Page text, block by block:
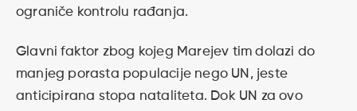
ograniče kontrolu rađanja.
Glavni faktor zbog kojeg Marejev tim dolazi do
manjeg porasta populacije nego UN, jeste
anticipirana stopa nataliteta. Dok UN za ovo